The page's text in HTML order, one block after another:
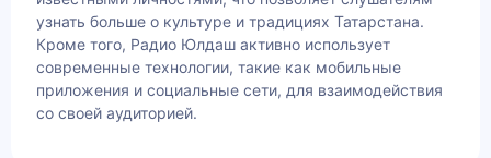
узнать больше о культуре и традициях Татарстана.
Кроме того, Радио Юлдаш активно использует
современные технологии, такие как мобильные
приложения и социальные сети, для взаимодействия
со своей аудиторией.